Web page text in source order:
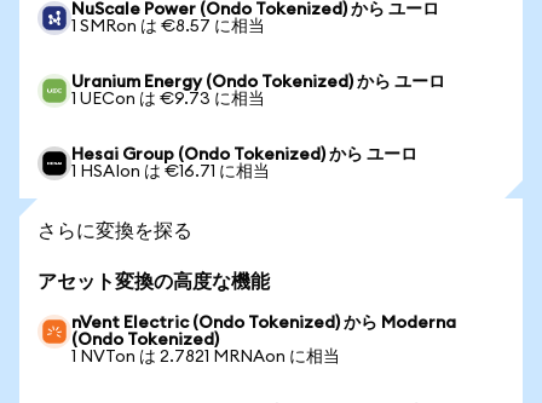
NuScale Power (Ondo Tokenized) から ユーロ
1 SMRon は €8.57 に相当
Uranium Energy (Ondo Tokenized) から ユーロ
1 UECon は €9.73 に相当
Hesai Group (Ondo Tokenized) から ユーロ
1 HSAIon は €16.71 に相当
さらに変換を探る
アセット変換の高度な機能
nVent Electric (Ondo Tokenized) から Moderna
(Ondo Tokenized)
1 NVTon は 2.7821 MRNAon に相当